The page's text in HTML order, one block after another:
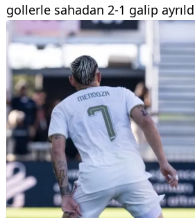
gollerle sahadan 2-1 galip